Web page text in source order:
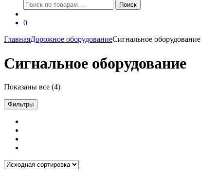
Искать: Поиск
0
ГлавнаяДорожное оборудованиеСигнальное оборудование
Сигнальное оборудование
Показаны все (4)
Фильтры